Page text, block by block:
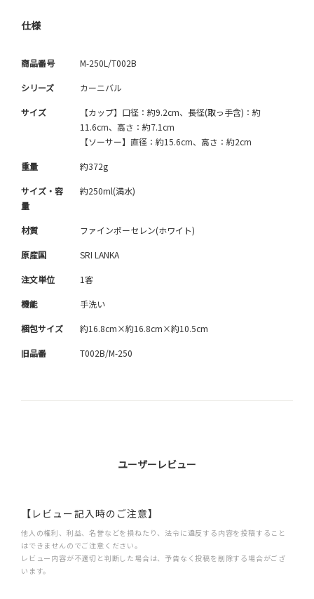
仕様
商品番号 M-250L/T002B
シリーズ カーニバル
サイズ
【カップ】口径：約9.2cm、長径(取っ手含)：約
11.6cm、高さ：約7.1cm
【ソーサー】直径：約15.6cm、高さ：約2cm
重量 約372g
サイズ・容
量
約250ml(満水)
材質 ファインポーセレン(ホワイト)
原産国 SRI LANKA
注文単位 1客
機能 手洗い
梱包サイズ 約16.8cm×約16.8cm×約10.5cm
旧品番 T002B/M-250
ユーザーレビュー
【レビュー記入時のご注意】
他人の権利、利益、名誉などを損ねたり、法令に違反する内容を投稿すること
はできませんのでご注意ください。
レビュー内容が不適切と判断した場合は、予告なく投稿を削除する場合がござ
います。